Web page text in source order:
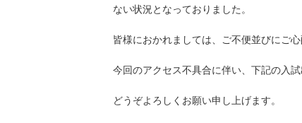
表現学部
表現文化学科
ライフデザインコース
ない状況となっておりました。
皆様におかれましては、ご不便並びにご心
今回のアクセス不具合に伴い、下記の入
どうぞよろしくお願い申し上げます。